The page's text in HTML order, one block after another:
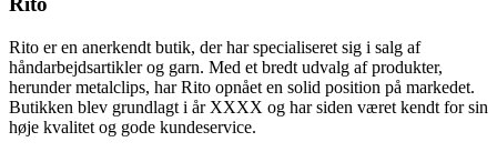
Rito er en anerkendt butik, der har specialiseret sig i salg af
håndarbejdsartikler og garn. Med et bredt udvalg af produkter,
herunder metalclips, har Rito opnået en solid position på markedet.
Butikken blev grundlagt i år XXXX og har siden været kendt for sin
høje kvalitet og gode kundeservice.